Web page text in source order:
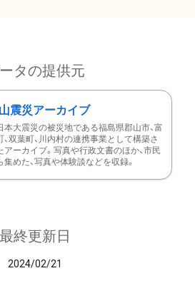
タの提供元
震災アーカイブ
本大震災の被災地である福島県郡山市、富
、双葉町、川内村の連携事業として構築さ
アーカイブ。写真や行政文書のほか、市民
集めた、写真や体験談などを収録。
最終更新日
2024/02/21